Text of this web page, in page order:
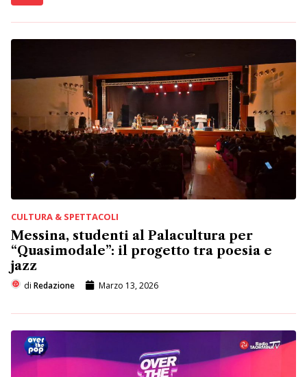
CULTURA & SPETTACOLI
Messina, studenti al Palacultura per
“Quasimodale”: il progetto tra poesia e
jazz
di Redazione Marzo 13, 2026